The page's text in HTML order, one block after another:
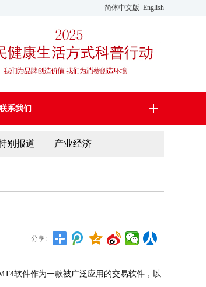
简体中文版 English
系我们
别报道 产业经济
分享:
软件作为一款被广泛应用的交易软件，以